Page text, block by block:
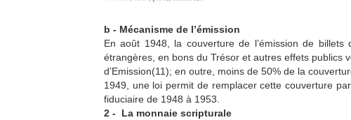
b - Mécanisme de l’émission
En août 1948, la couverture de l’émission de
étrangères, en bons du Trésor et autres effets publics
d’Emission(11); en outre, moins de 50% de la
1949, une loi permit de remplacer cette couverture
fiduciaire de 1948 à 1953.
2 - La monnaie scripturale